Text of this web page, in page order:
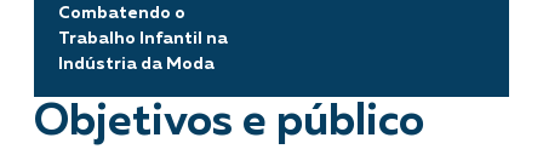
Combatendo o
Trabalho Infantil na
Indústria da Moda
Objetivos e público